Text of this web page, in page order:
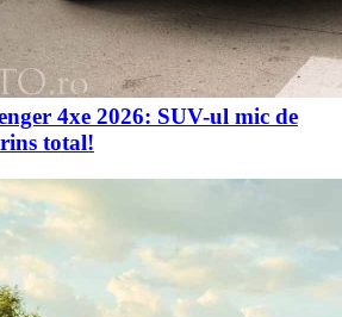
4xe 2026: SUV-ul mic de
total!